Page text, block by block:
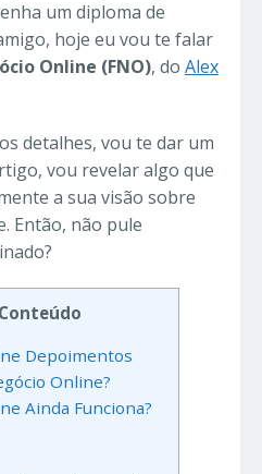
um diploma de
hoje eu vou te falar
Online (FNO), do Alex
detalhes, vou te dar um
vou revelar algo que
a sua visão sobre
Então, não pule
Depoimentos
Online?
Ainda Funciona?